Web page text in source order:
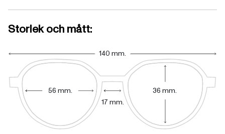
Storlek och mått:
17 mm.
56 mm. 36 mm.
140 mm.